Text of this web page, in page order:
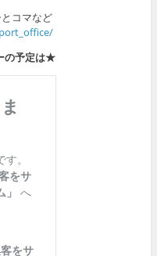
コマなど
の予定は★